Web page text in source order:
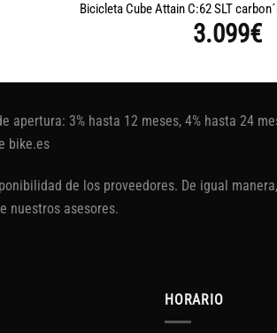
Bicicleta Cube Attain C:62 SLT
3.099€
3% hasta 12 meses, 4% hasta 24
bike.es
de los proveedores. De igual
nuestros asesores.
HORARIO